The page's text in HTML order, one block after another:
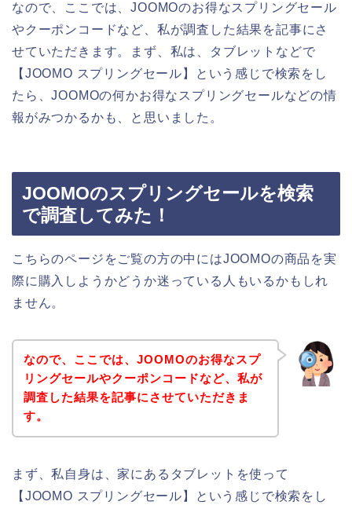
なので、ここでは、JOOMOのお得なスプリングセール
やクーポンコードなど、私が調査した結果を記事にさ
せていただきます。まず、私は、タブレットなどで
【JOOMO スプリングセール】という感じで検索をし
たら、JOOMOの何かお得なスプリングセールなどの情
報がみつかるかも、と思いました。
JOOMOのスプリングセールを検索
で調査してみた！
こちらのページをご覧の方の中にはJOOMOの商品を実
際に購入しようかどうか迷っている人もいるかもしれ
ません。
なので、ここでは、JOOMOのお得なスプ
リングセールやクーポンコードなど、私が
調査した結果を記事にさせていただきま
す。
まず、私自身は、家にあるタブレットを使って
【JOOMO スプリングセール】という感じで検索をし